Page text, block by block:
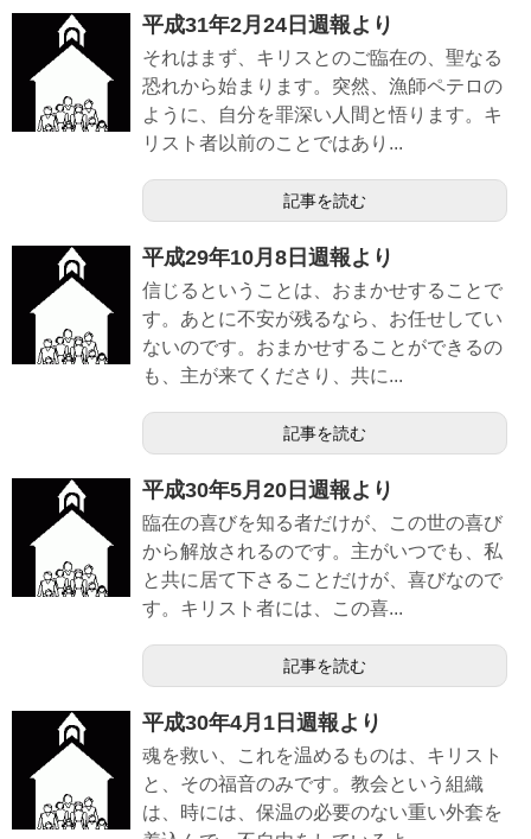
平成31年2月24日週報より
それはまず、キリスとのご臨在の、聖なる
恐れから始まります。突然、漁師ペテロの
ように、自分を罪深い人間と悟ります。キ
リスト者以前のことではあり...
記事を読む
平成29年10月8日週報より
信じるということは、おまかせすることで
す。あとに不安が残るなら、お任せしてい
ないのです。おまかせすることができるの
も、主が来てくださり、共に...
記事を読む
平成30年5月20日週報より
臨在の喜びを知る者だけが、この世の喜び
から解放されるのです。主がいつでも、私
と共に居て下さることだけが、喜びなので
す。キリスト者には、この喜...
記事を読む
平成30年4月1日週報より
魂を救い、これを温めるものは、キリスト
と、その福音のみです。教会という組織
は、時には、保温の必要のない重い外套を